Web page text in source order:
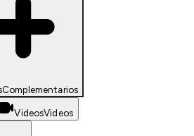
Complementarios
VideosVideos